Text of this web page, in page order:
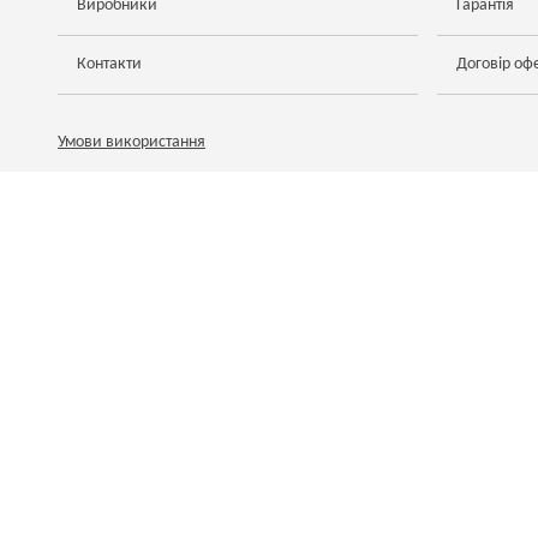
Виробники
Контакти
Гарантія
Договір
Умови використання